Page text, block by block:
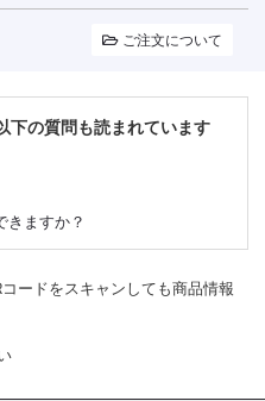
ご注文について
下の質問も読まれています
きますか？
ードをスキャンしても商品情報